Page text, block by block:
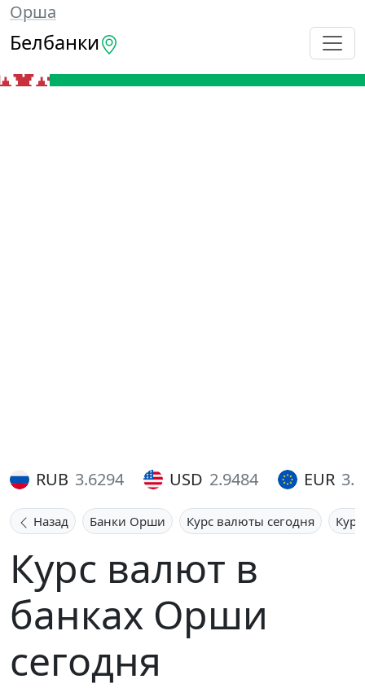
Орша
Белбанки
RUB 3.6294 USD 2.9484 EUR
Назад Банки Орши Курс валюты сегодня
Курс валют в
банках Орши
сегодня